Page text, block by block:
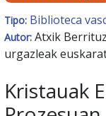
Tipo: Biblioteca
Autor: Atxik
urgazleak
Kristauak